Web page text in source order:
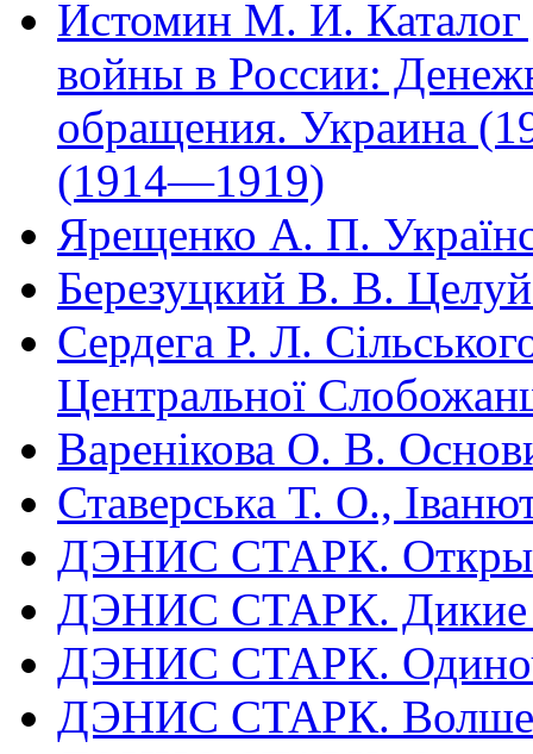
Истомин М. И. Каталог
войны в России:
обращения. Украина
(1914—1919)
Ярещенко А. П.
Березуцкий В. В.
Сердега Р. Л.
Центральної
Варенікова О. В.
Ставерська Т. О.,
ДЭНИС СТАРК.
ДЭНИС СТАРК. Дикие
ДЭНИС СТАРК.
ДЭНИС СТАРК.